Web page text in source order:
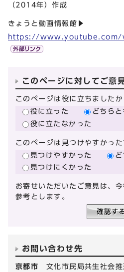
（2014年）作成
きょうと動画情報館▶
https://www.youtube.com/
このページに対してご意
このページは役に立ちましたか
役に立った
どちら
役に立たなかった
このページは見つけやすかった
見つけやすかった
見つけにくかった
お寄せいただいたご意見は、
参考とします。
お問い合わせ先
京都市 文化市民局共生社会